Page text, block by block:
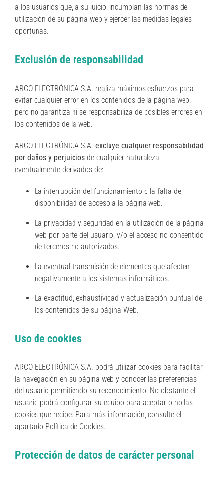
a los usuarios que, a su juicio, incumplan las normas de
utilización de su página web y ejercer las medidas legales
oportunas.
Exclusión de responsabilidad
ARCO ELECTRÓNICA S.A. realiza máximos esfuerzos para
evitar cualquier error en los contenidos de la página web,
pero no garantiza ni se responsabiliza de posibles errores en
los contenidos de la web.
ARCO ELECTRÓNICA S.A. excluye cualquier responsabilidad
por daños y perjuicios de cualquier naturaleza
eventualmente derivados de:
La interrupción del funcionamiento o la falta de
disponibilidad de acceso a la página web.
La privacidad y seguridad en la utilización de la página
web por parte del usuario, y/o el acceso no consentido
de terceros no autorizados.
La eventual transmisión de elementos que afecten
negativamente a los sistemas informáticos.
La exactitud, exhaustividad y actualización puntual de
los contenidos de su página Web.
Uso de cookies
ARCO ELECTRÓNICA S.A. podrá utilizar cookies para facilitar
la navegación en su página web y conocer las preferencias
del usuario permitiendo su reconocimiento. No obstante el
usuario podrá configurar su equipo para aceptar o no las
cookies que recibe. Para más información, consulte el
apartado Política de Cookies.
Protección de datos de carácter personal